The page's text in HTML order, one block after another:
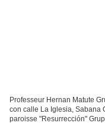
Professeur Hernan Matute
con calle La Iglesia, Sabana
paroisse "Resurrección"